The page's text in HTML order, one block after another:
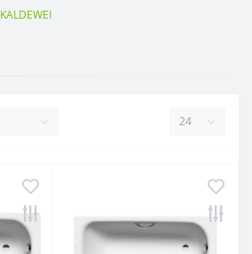
KALDEWEI